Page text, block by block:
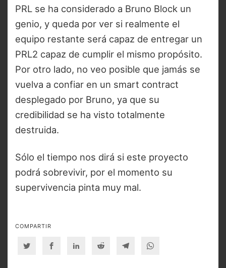
PRL se ha considerado a Bruno Block un
genio, y queda por ver si realmente el
equipo restante será capaz de entregar un
PRL2 capaz de cumplir el mismo propósito.
Por otro lado, no veo posible que jamás se
vuelva a confiar en un smart contract
desplegado por Bruno, ya que su
credibilidad se ha visto totalmente
destruida.
Sólo el tiempo nos dirá si este proyecto
podrá sobrevivir, por el momento su
supervivencia pinta muy mal.
COMPARTIR
Twitter FacebookLinkedin Reddit Telegram